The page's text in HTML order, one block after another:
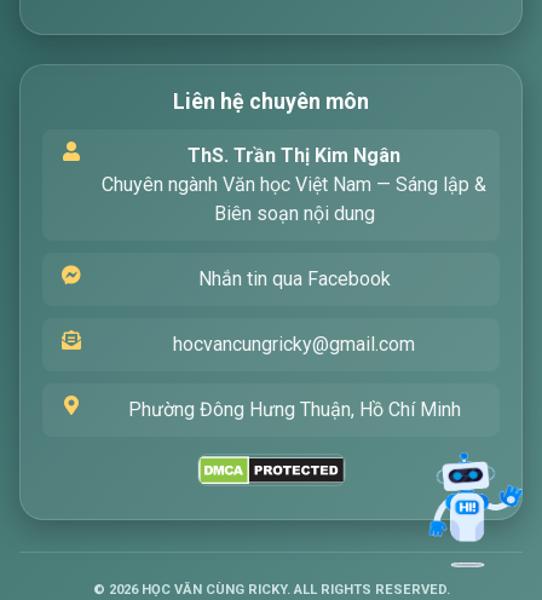
tìm kiếm các bài viết về văn học. Hãy nhập từ
khóa mà bạn quan tâm, tôi sẽ giúp bạn ngay
Liên hệ chuyên môn
ThS. Trần Thị Kim Ngân
Chuyên ngành Văn học Việt Nam — Sáng lập &
Biên soạn nội dung
Nhắn tin qua Facebook
hocvancungricky@gmail.com
Phường Đông Hưng Thuận, Hồ Chí Minh
© 2026HỌC VĂN CÙNG RICKY. ALL RIGHTS RESERVED.